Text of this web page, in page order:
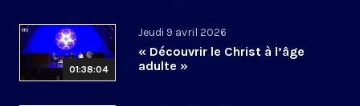
01:38:04
Jeudi 9 avril 2026
« Découvrir le Christ à l’âge
adulte »